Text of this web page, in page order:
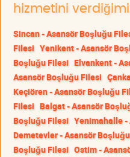
hizmetini
Sincan - Asansör Boşluğu
Filesi Yenikent - Asansör
Boşluğu Filesi Elvankent -
Asansör Boşluğu Filesi
Keçiören - Asansör Boşluğu
Filesi Balgat - Asansör
Boşluğu Filesi Yenimahalle
Demetevler - Asansör
Boşluğu Filesi Ostim -